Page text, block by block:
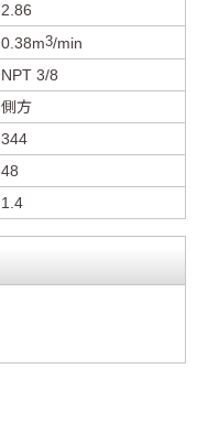
2.86
0.38m3/min
NPT 3/8
側方
344
48
1.4